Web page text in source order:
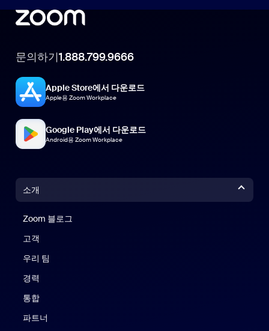
문의하기1.888.799.9666
Apple Store에서 다운로드
Apple용 Zoom Workplace
Google Play에서 다운로드
Android용 Zoom Workplace
소개
Zoom 블로그
고객
우리 팀
경력
통합
파트너